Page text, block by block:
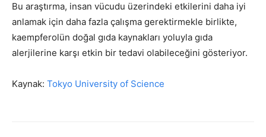
Bu araştırma, insan vücudu üzerindeki etkilerini daha iyi
anlamak için daha fazla çalışma gerektirmekle birlikte,
kaempferolün doğal gıda kaynakları yoluyla gıda
alerjilerine karşı etkin bir tedavi olabileceğini gösteriyor.
Kaynak: Tokyo University of Science